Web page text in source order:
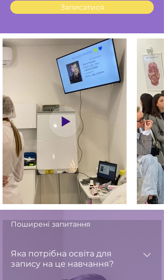
Записатися
Поширені запитання
Яка потрібна освіта для
запису на це навчання?